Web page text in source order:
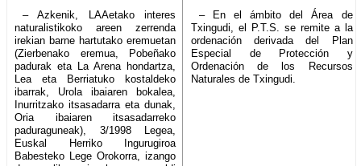
– Azkenik, LAAetako interes
naturalistikoko areen zerrenda
irekian barne hartutako eremuetan
(Zierbenako eremua, Pobeñako
padurak eta La Arena hondartza,
Lea eta Berriatuko kostaldeko
ibarrak, Urola ibaiaren bokalea,
Inurritzako itsasadarra eta dunak,
Oria ibaiaren itsasadarreko
paduraguneak), 3/1998 Legea,
Euskal Herriko Ingurugiroa
Babesteko Lege Orokorra, izango
– En el ámbito del Área de
Txingudi, el P.T.S. se remite a la
ordenación derivada del Plan
Especial de Protección y
Ordenación de los Recursos
Naturales de Txingudi.